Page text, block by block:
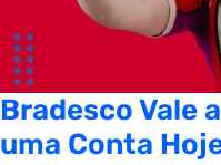
Bradesco Vale
uma Conta